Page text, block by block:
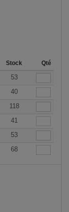
Stock Qté
53
40
118
41
53
68